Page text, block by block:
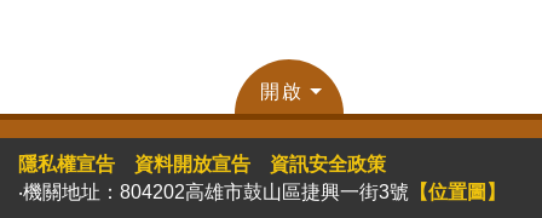
開啟
隱私權宣告 資料開放宣告
資訊安全政策
‧機關地址：804202高雄市鼓山區捷興一街3號 【位置圖】